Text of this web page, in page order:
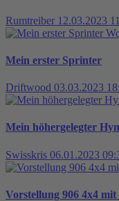
Rumtreiber 12.03.2023
Mein erster Sprinter
Driftwood 03.03.2023
Mein höhergelegter
Swisskris 06.01.2023
Vorstellung 906 4x4